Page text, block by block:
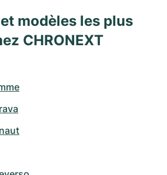
modèles les plus
CHRONEXT